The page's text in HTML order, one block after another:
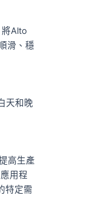
Alto
滑、穩
天和晚
高生產
用程
特定需